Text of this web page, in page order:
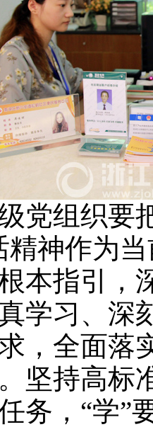
组织要把
精神作为
本指引，
学习、深
，全面落
坚持高标
务，“学”